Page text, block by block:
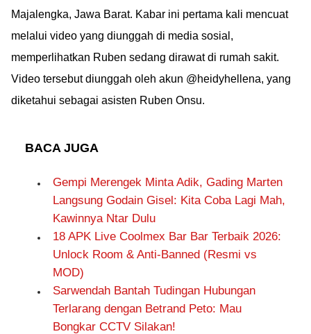
Majalengka, Jawa Barat. Kabar ini pertama kali mencuat
melalui video yang diunggah di media sosial,
memperlihatkan Ruben sedang dirawat di rumah sakit.
Video tersebut diunggah oleh akun @heidyhellena, yang
diketahui sebagai asisten Ruben Onsu.
BACA JUGA
Gempi Merengek Minta Adik, Gading Marten
Langsung Godain Gisel: Kita Coba Lagi Mah,
Kawinnya Ntar Dulu
18 APK Live Coolmex Bar Bar Terbaik 2026:
Unlock Room & Anti-Banned (Resmi vs
MOD)
Sarwendah Bantah Tudingan Hubungan
Terlarang dengan Betrand Peto: Mau
Bongkar CCTV Silakan!